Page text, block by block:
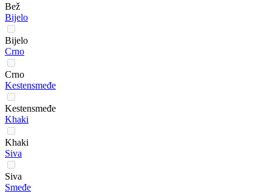
Bež
Bijelo
Bijelo
Crno
Crno
Kestensmeđe
Kestensmeđe
Khaki
Khaki
Siva
Siva
Smeđe